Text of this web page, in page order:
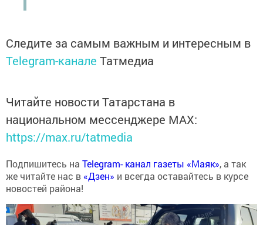
Следите за самым важным и интересным в
Telegram-канале Татмедиа
Читайте новости Татарстана в
национальном мессенджере MАХ:
https://max.ru/tatmedia
Подпишитесь на Telegram- канал газеты «Маяк», а так
же читайте нас в «Дзен» и всегда оставайтесь в курсе
новостей района!